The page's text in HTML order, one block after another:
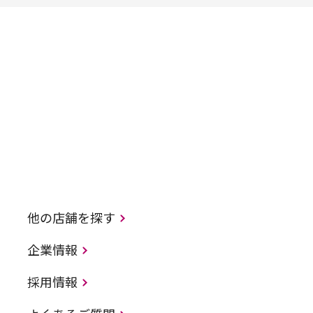
他の店舗を探す
企業情報
採用情報